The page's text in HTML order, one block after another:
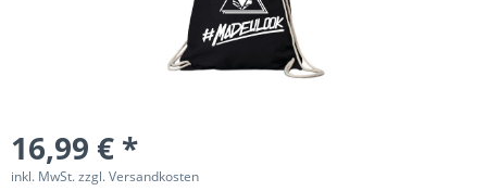
16,99 € *
inkl. MwSt.zzgl. Versandkosten